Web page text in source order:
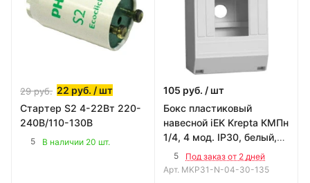
29руб. 22 руб. / шт
Стартер S2 4-22Вт 220-
240В/110-130В
5 В наличии 20 шт.
105 руб. / шт
Бокс пластиковый
навесной iEK Krepta КМПн
1/4, 4 мод. IP30, белый,
без крышки
5
Под заказ от 2 дней
Арт. MKP31-N-04-30-135